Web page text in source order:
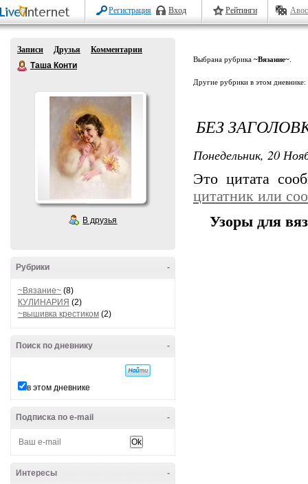
Регистрация Вход Рейтинги
Записи Друзья
Комментарии
Таша Конти
В друзья
-
Рубрики
~Вязание~ (8)
КУЛИНАРИЯ (2)
~вышивка крестиком (2)
-
Поиск по дневнику
в этом дневнике
-
Подписка по e-mail
-
Интересы
Выбрана рубрика ~Вязание~
Другие рубрики в этом дневнике:
БЕЗ
Понедельник, 20
Это цитата
цитатник или
Узоры для